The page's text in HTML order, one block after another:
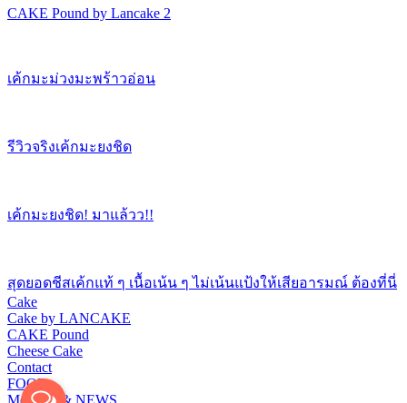
CAKE Pound by Lancake 2
เค้กมะม่วงมะพร้าวอ่อน
รีวิวจริงเค้กมะยงชิด
เค้กมะยงชิด! มาแล้วว!!
สุดยอดชีสเค้กแท้ ๆ เนื้อเน้น ๆ ไม่เน้นแป้งให้เสียอารมณ์ ต้องที่นี่
Cake
Cake by LANCAKE
CAKE Pound
Cheese Cake
Contact
FOOD